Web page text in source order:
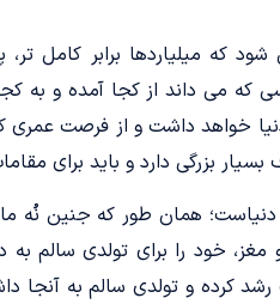
که میلیاردها برابر کامل
می ­داند از کجا آمده و به
خواهد داشت و از فرصت عمری
بزرگی دارد و باید برای
دنیاست؛ همان ­طور که جنین
خود را برای تولدی سالم به
کرده و تولدی سالم به آنجا